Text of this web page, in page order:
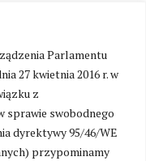
Parlamentu
27 kwietnia 2016 r. w
z
sprawie swobodnego
dyrektywy 95/46/WE
przypominamy
Z naszych
Kokoszków z
Wieść
wywózek. Matka
spożywczymi
się w nim